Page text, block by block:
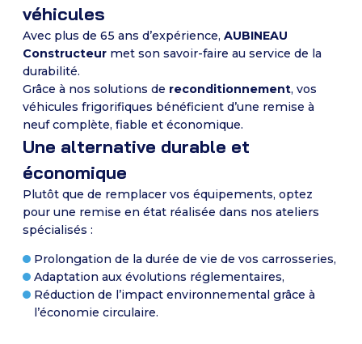
véhicules
Avec plus de 65 ans d’expérience, AUBINEAU
Constructeur met son savoir-faire au service de la
durabilité.
Grâce à nos solutions de reconditionnement, vos
véhicules frigorifiques bénéficient d’une remise à
neuf complète, fiable et économique.
Une alternative durable et
économique
Plutôt que de remplacer vos équipements, optez
pour une remise en état réalisée dans nos ateliers
spécialisés :
Prolongation de la durée de vie de vos carrosseries,
Adaptation aux évolutions réglementaires,
Réduction de l’impact environnemental grâce à
l’économie circulaire.